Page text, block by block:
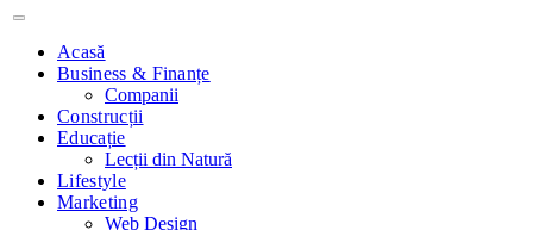
Acasă
Business & Finanțe
Companii
Construcții
Educație
Lecții din Natură
Lifestyle
Marketing
Web Design